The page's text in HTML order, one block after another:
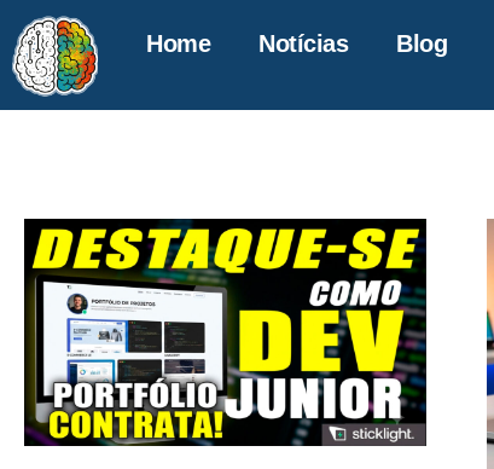
Home Notícias Blog